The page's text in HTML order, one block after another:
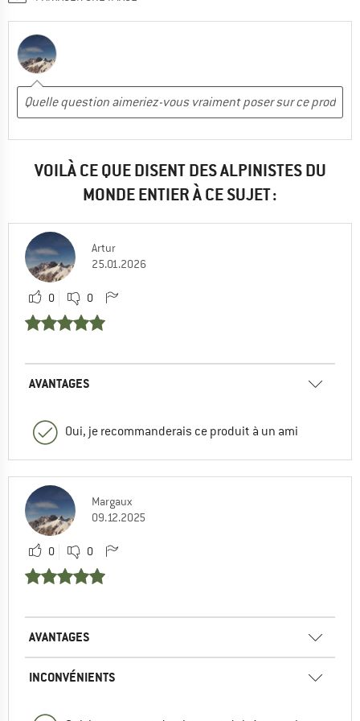
VOILÀ CE QUE DISENT DES ALPINISTES DU
MONDE ENTIER À CE SUJET :
Artur
25.01.2026
0 0
AVANTAGES
Oui, je recommanderais ce produit à un ami
Margaux
09.12.2025
0 0
AVANTAGES
INCONVÉNIENTS